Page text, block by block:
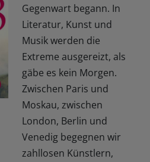
Gegenwart begann. In
Literatur, Kunst und
Musik werden die
Extreme ausgereizt, als
gäbe es kein Morgen.
Zwischen Paris und
Moskau, zwischen
London, Berlin und
Venedig begegnen wir
zahllosen Künstlern,